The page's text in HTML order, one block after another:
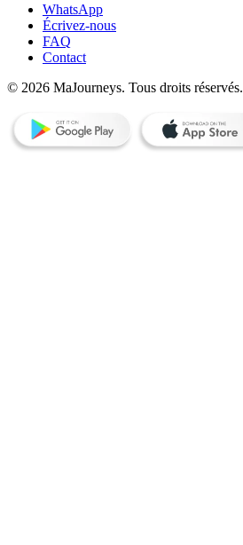
WhatsApp
Écrivez-nous
FAQ
Contact
© 2026 MaJourneys. Tous droits réservés.